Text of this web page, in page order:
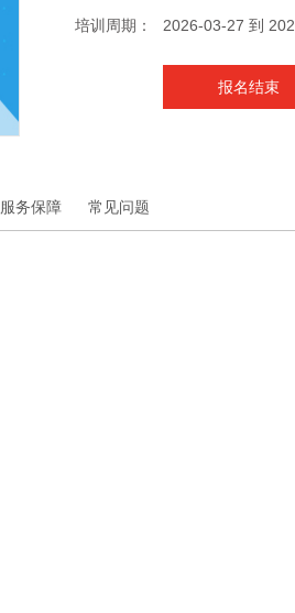
培训周期： 2026-03-27 到
报名结束
服务保障 常见问题